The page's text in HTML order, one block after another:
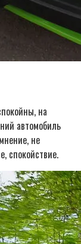
на
автомобиль
не
спокойствие.